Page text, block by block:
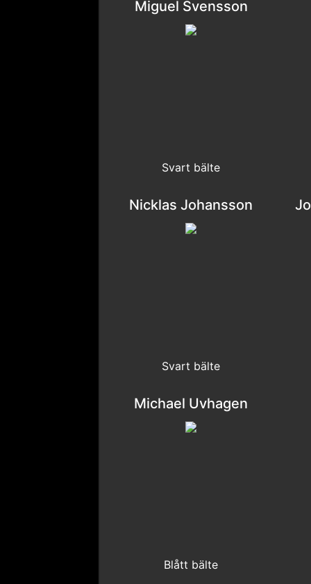
Miguel Svensson
Svart bälte
Nicklas Johansson
Svart bälte
Michael Uvhagen
Blått bälte